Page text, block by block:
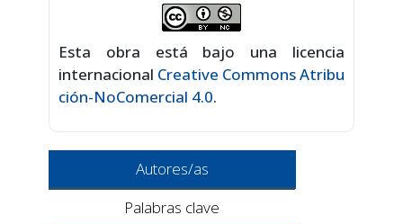
Esta obra está bajo una licencia
internacional Creative Commons Atribu
ción-NoComercial 4.0.
Autores/as
Palabras clave